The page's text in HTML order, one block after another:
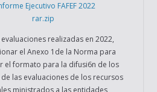
Ejecutivo FAFEF 2022
rar.zip
evaluaciones realizadas en 2022,
el Anexo 1de la Norma para
el formato para la difusi6n de los
las evaluaciones de los recursos